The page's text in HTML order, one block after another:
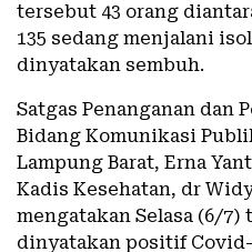
tersebut 43 orang
135 sedang menjalani
dinyatakan sembuh.
Satgas Penanganan dan
Bidang Komunikasi
Lampung Barat, Erna
Kadis Kesehatan, dr
mengatakan Selasa (6/7)
dinyatakan positif Covid-